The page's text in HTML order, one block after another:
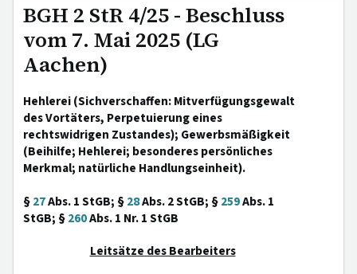
BGH 2 StR 4/25 - Beschluss
vom 7. Mai 2025 (LG
Aachen)
Hehlerei (Sichverschaffen: Mitverfügungsgewalt
des Vortäters, Perpetuierung eines
rechtswidrigen Zustandes); Gewerbsmäßigkeit
(Beihilfe; Hehlerei; besonderes persönliches
Merkmal; natürliche Handlungseinheit).
§27Abs. 1 StGB; §28Abs. 2 StGB; §259Abs. 1
StGB; §260Abs. 1 Nr. 1 StGB
Leitsätze des Bearbeiters